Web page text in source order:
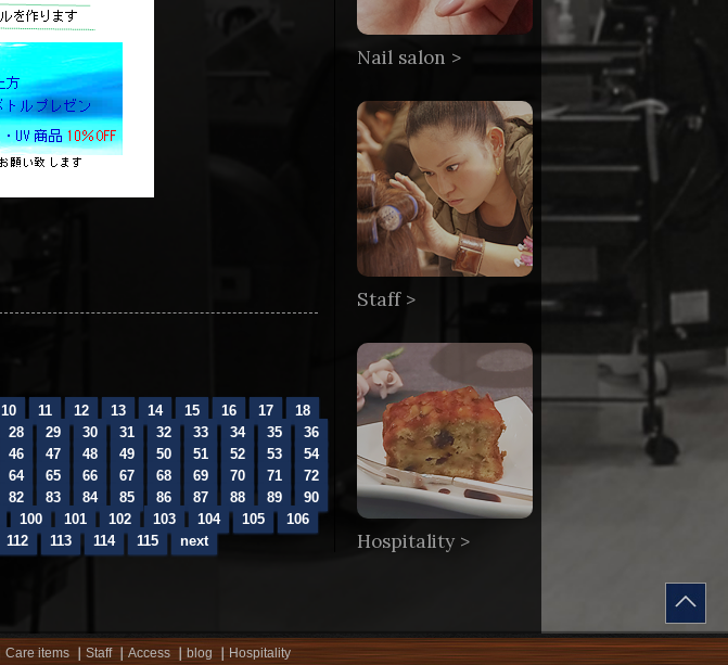
10 11 12 13 14 15 16 17
18
28 29 30 31 32 33 34 35
36
46 47 48 49 50 51 52 53
54
64 65 66 67 68 69 70 71
72
82 83 84 85 86 87 88 89
90
100 101 102 103 104 105
106
112 113 114 115 next
Nail salon >
Staff >
Hospitality >
Care items Staff Access blog Hospitality